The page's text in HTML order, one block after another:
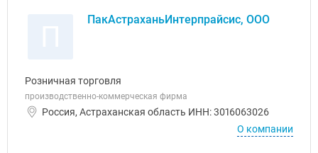
ПакАстраханьИнтерпрайсис, ООО
Розничная торговля
производственно-коммерческая фирма
Россия, Астраханская область ИНН: 3016063026
О компании